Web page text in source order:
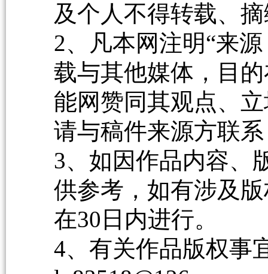
及个人不得转载、
2、凡本网注明“来
载与其他媒体，目
能网赞同其观点、
请与稿件来源方联
3、如因作品内容、
供参考，如有涉及
在30日内进行。
4、有关作品版权事